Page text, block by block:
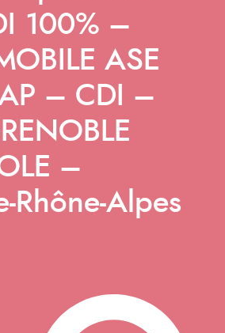
100% –
ASE
– CDI –
–
Rhône-Alpes